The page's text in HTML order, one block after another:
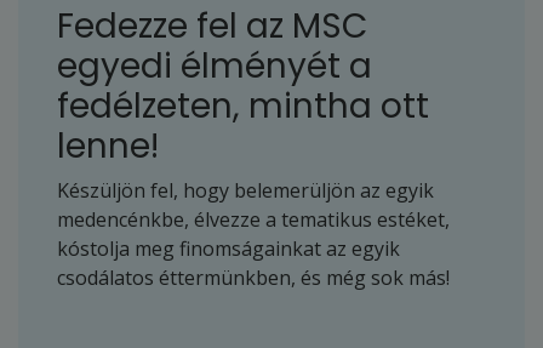
Fedezze fel az MSC
egyedi élményét a
fedélzeten, mintha ott
lenne!
Készüljön fel, hogy belemerüljön az egyik
medencénkbe, élvezze a tematikus estéket,
kóstolja meg finomságainkat az egyik
csodálatos éttermünkben, és még sok más!